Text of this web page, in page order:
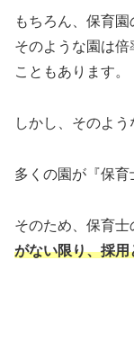
もちろん、保育園
そのような園は
こともあります。
しかし、そのよう
多くの園が『保育
そのため、保育士
がない限り、採